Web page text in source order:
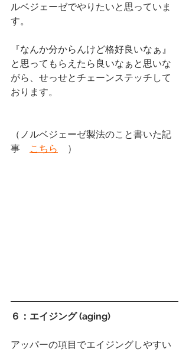
ルベジェーゼでやりたいと思っていま
す。
『なんか分からんけど格好良いなぁ』
と思ってもらえたら良いなぁと思いな
がら、せっせとチェーンステッチして
おります。
（ノルベジェーゼ製法のこと書いた記
事
こちら ）
６：エイジング (aging)
アッパーの項目でエイジングしやすい